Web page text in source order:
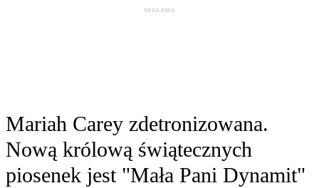
Mariah Carey zdetronizowana.
Nową królową świątecznych
piosenek jest "Mała Pani Dynamit"